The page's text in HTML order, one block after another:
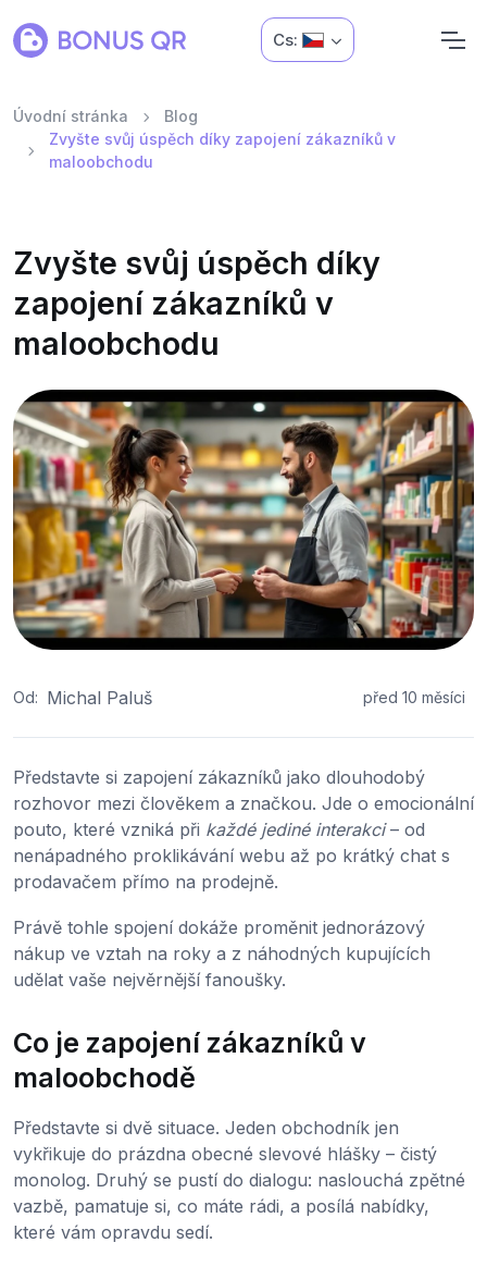
Cs:
Úvodní stránka
Blog
Zvyšte svůj úspěch díky zapojení zákazníků v
maloobchodu
Zvyšte svůj úspěch díky
zapojení zákazníků v
maloobchodu
Od: Michal Paluš před 10 měsíci
Představte si zapojení zákazníků jako dlouhodobý
rozhovor mezi člověkem a značkou. Jde o emocionální
pouto, které vzniká při každé jediné interakci– od
nenápadného proklikávání webu až po krátký chat s
prodavačem přímo na prodejně.
Právě tohle spojení dokáže proměnit jednorázový
nákup ve vztah na roky a z náhodných kupujících
udělat vaše nejvěrnější fanoušky.
Co je zapojení zákazníků v
maloobchodě
Představte si dvě situace. Jeden obchodník jen
vykřikuje do prázdna obecné slevové hlášky – čistý
monolog. Druhý se pustí do dialogu: naslouchá zpětné
vazbě, pamatuje si, co máte rádi, a posílá nabídky,
které vám opravdu sedí.